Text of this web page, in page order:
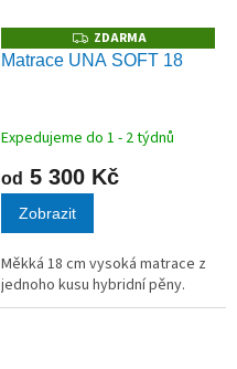
Z
D
A
ZDARMA
Matrace UNA SOFT 18
Expedujeme do 1 - 2 týdnů
od 5 300 Kč
Zobrazit
Měkká 18 cm vysoká matrace z
jednoho kusu hybridní pěny.